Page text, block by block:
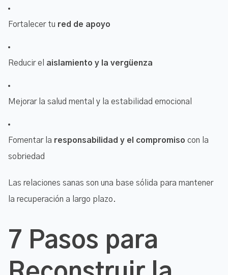
Fortalecer tu red de apoyo
Reducir el aislamiento y la vergüenza
Mejorar la salud mental y la estabilidad emocional
Fomentar la responsabilidad y el compromiso con la
sobriedad
Las relaciones sanas son una base sólida para mantener
la recuperación a largo plazo.
7 Pasos para